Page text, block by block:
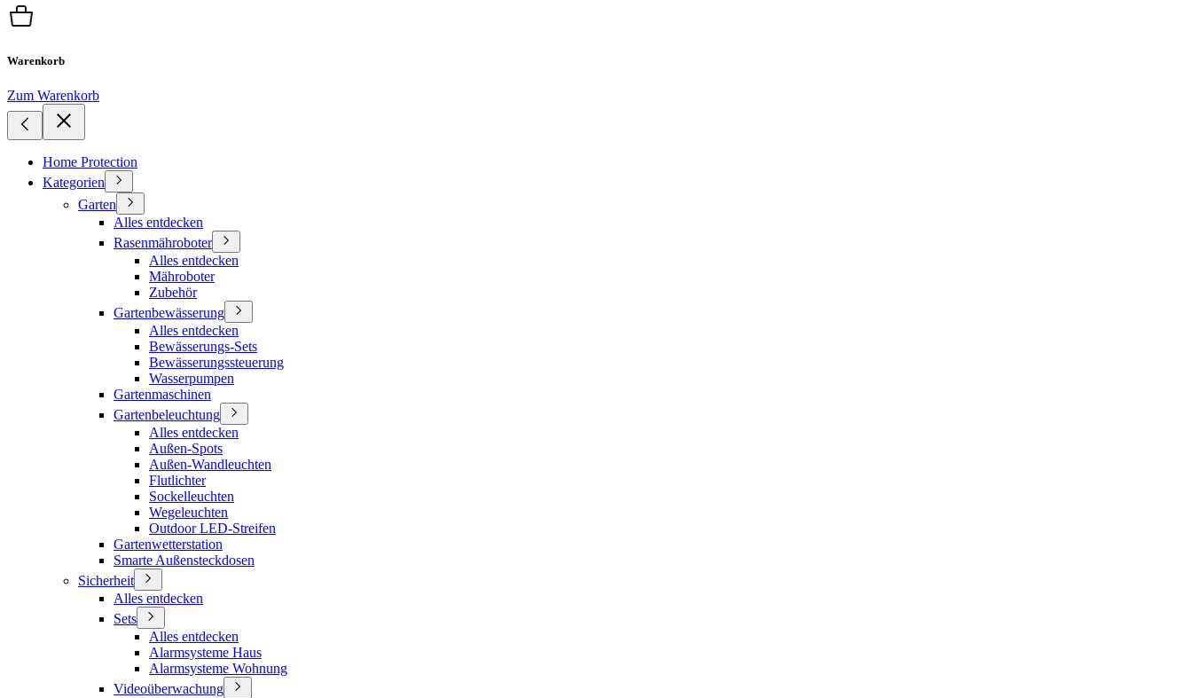
Warenkorb
Zum Warenkorb
Home Protection
Kategorien
Garten
Alles entdecken
Rasenmähroboter
Alles entdecken
Mähroboter
Zubehör
Gartenbewässerung
Alles entdecken
Bewässerungs-Sets
Bewässerungssteuerung
Wasserpumpen
Gartenmaschinen
Gartenbeleuchtung
Alles entdecken
Außen-Spots
Außen-Wandleuchten
Flutlichter
Sockelleuchten
Wegeleuchten
Outdoor LED-Streifen
Gartenwetterstation
Smarte Außensteckdosen
Sicherheit
Alles entdecken
Sets
Alles entdecken
Alarmsysteme Haus
Alarmsysteme Wohnung
Videoüberwachung